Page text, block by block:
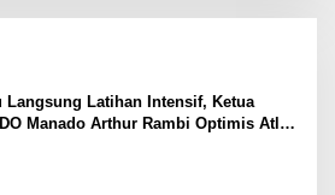
Langsung Latihan Intensif, Ketua
Manado Arthur Rambi Optimis Atlet